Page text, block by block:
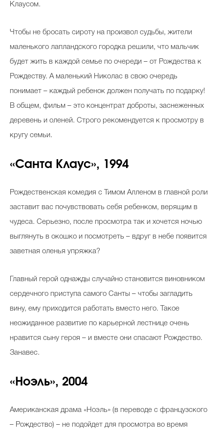
Клаусом.
Чтобы не бросать сироту на произвол судьбы, жители
маленького лапландского городка решили, что мальчик
будет жить в каждой семье по очереди – от Рождества к
Рождеству. А маленький Николас в свою очередь
понимает – каждый ребенок должен получать по подарку!
В общем, фильм – это концентрат доброты, заснеженных
деревень и оленей. Строго рекомендуется к просмотру в
кругу семьи.
«Санта Клаус», 1994
Рождественская комедия с Тимом Алленом в главной роли
заставит вас почувствовать себя ребенком, верящим в
чудеса. Серьезно, после просмотра так и хочется ночью
выглянуть в окошко и посмотреть – вдруг в небе появится
заветная оленья упряжка?
Главный герой однажды случайно становится виновником
сердечного приступа самого Санты – чтобы загладить
вину, ему приходится работать вместо него. Такое
неожиданное развитие по карьерной лестнице очень
нравится сыну героя – и вместе они спасают Рождество.
Занавес.
«Ноэль», 2004
Американская драма «Ноэль» (в переводе с французского
– Рождество) – не подойдет для просмотра во время